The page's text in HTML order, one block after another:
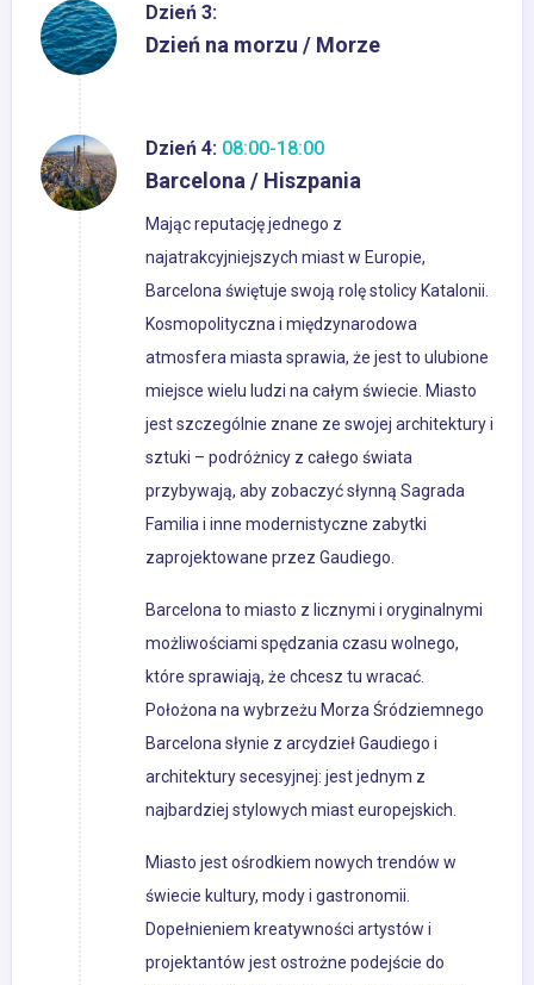
Dzień 3:
Dzień na morzu / Morze
Dzień 4: 08:00-18:00
Barcelona / Hiszpania
Mając reputację jednego z
najatrakcyjniejszych miast w Europie,
Barcelona świętuje swoją rolę stolicy Katalonii.
Kosmopolityczna i międzynarodowa
atmosfera miasta sprawia, że jest to ulubione
miejsce wielu ludzi na całym świecie. Miasto
jest szczególnie znane ze swojej architektury i
sztuki – podróżnicy z całego świata
przybywają, aby zobaczyć słynną Sagrada
Familia i inne modernistyczne zabytki
zaprojektowane przez Gaudiego.
Barcelona to miasto z licznymi i oryginalnymi
możliwościami spędzania czasu wolnego,
które sprawiają, że chcesz tu wracać.
Położona na wybrzeżu Morza Śródziemnego
Barcelona słynie z arcydzieł Gaudiego i
architektury secesyjnej: jest jednym z
najbardziej stylowych miast europejskich.
Miasto jest ośrodkiem nowych trendów w
świecie kultury, mody i gastronomii.
Dopełnieniem kreatywności artystów i
projektantów jest ostrożne podejście do